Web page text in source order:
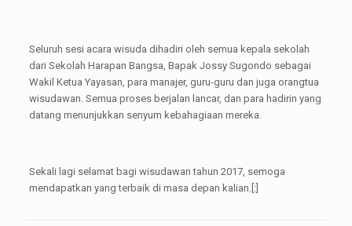
Seluruh sesi acara wisuda dihadiri oleh semua kepala sekolah
dari Sekolah Harapan Bangsa, Bapak Jossy Sugondo sebagai
Wakil Ketua Yayasan, para manajer, guru-guru dan juga orangtua
wisudawan. Semua proses berjalan lancar, dan para hadirin yang
datang menunjukkan senyum kebahagiaan mereka.
Sekali lagi selamat bagi wisudawan tahun 2017, semoga
mendapatkan yang terbaik di masa depan kalian.[:]